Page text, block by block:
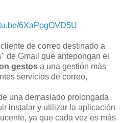
6XaPogOVD5U
de correo destinado a
de Gmail que antepongan el
gestos a una gestión más
servicios de correo,
una demasiado prolongada
instalar y utilizar la aplicación
ya que cada vez es más